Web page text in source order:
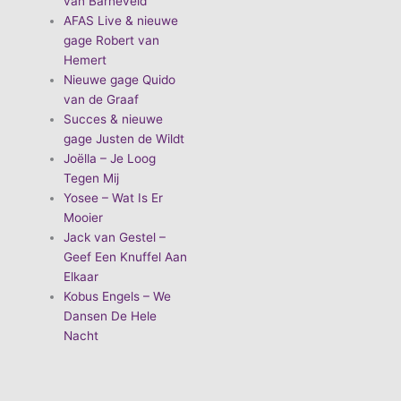
AFAS Live & nieuwe
gage Robert van
Hemert
Nieuwe gage Quido
van de Graaf
Succes & nieuwe
gage Justen de Wildt
Joëlla – Je Loog
Tegen Mij
Yosee – Wat Is Er
Mooier
Jack van Gestel –
Geef Een Knuffel Aan
Elkaar
Kobus Engels – We
Dansen De Hele
Nacht